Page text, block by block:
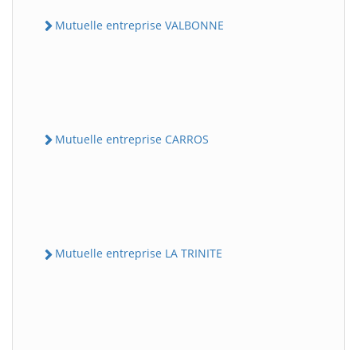
Mutuelle entreprise VALBONNE
Mutuelle entreprise CARROS
Mutuelle entreprise LA TRINITE